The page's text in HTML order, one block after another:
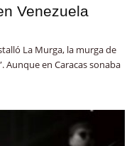
Venezuela
La Murga, la murga de
Aunque en Caracas sonaba